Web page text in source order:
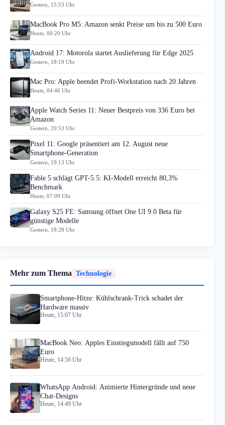
Gestern, 15:53 Uhr
MacBook Pro M5: Amazon senkt Preise um bis zu 500 Euro
Heute, 00:20 Uhr
Android 17: Motorola startet Auslieferung für Edge 2025
Gestern, 18:19 Uhr
Mac Pro: Apple beendet Profi-Workstation nach 20 Jahren
Heute, 04:46 Uhr
Apple Watch Series 11: Neuer Bestpreis von 336 Euro bei
Amazon
Gestern, 20:53 Uhr
Pixel 11: Google präsentiert am 12. August neue
Smartphone-Generation
Gestern, 19:13 Uhr
Fable 5 schlägt GPT-5.5: KI-Modell erreicht 80,3%
Benchmark
Heute, 07:09 Uhr
Galaxy S25 FE: Samsung öffnet One UI 9.0 Beta für
günstige Modelle
Gestern, 18:28 Uhr
Mehr zum Thema Technologie
Smartphone-Hitze: Kühlschrank-Trick schadet der
Hardware massiv
Heute, 15:07 Uhr
MacBook Neo: Apples Einstiegsmodell fällt auf 750
Euro
Heute, 14:56 Uhr
WhatsApp Android: Animierte Hintergründe und neue
Chat-Designs
Heute, 14:49 Uhr